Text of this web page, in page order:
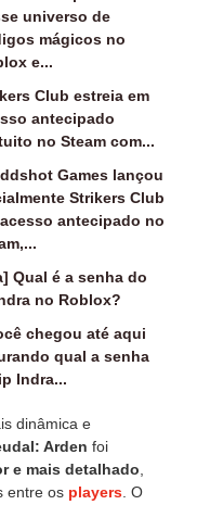
universo de
mágicos no
e...
Club estreia em
antecipado
no Steam com...
Games lançou
Strikers Club
antecipado no
Qual é a senha do
no Roblox?
chegou até aqui
qual a senha
Indra...
dinâmica e
Arden foi
e mais detalhado
entre os players . O